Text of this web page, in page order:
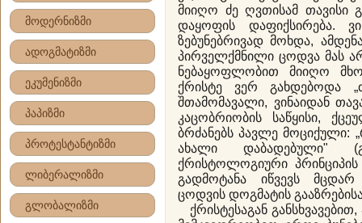
მოდერნიზმი
ადოგმატიზმი
ეკუმენიზმი
პაპიზმი
პროტესტანტიზმი
ლიბერალიზმი
გლობალიზმი
მიიღო ძე ღვთისამ თავისი
დაყოფის დაფიქსირება.
ზებუნებრივად მოხდა,
პირველქმნილი ცოდვა მას
ნებაყოფლობით მიიღო
ქრისტე ვერ გახდებოდა
შთამომავალი, ვინაიდან
კაცობრიობის საწყისი,
ბრძანებს პავლე მოციქული:
ახალი დაბადებული"
ქრისტოლოგიური
გადმოტანა იწვევს მცდარ
ცოდვის დოგმატის
ქრისტესაგან